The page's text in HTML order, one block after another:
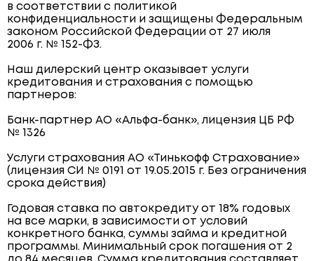
в соответствии с политикой
конфиденциальности и защищены Федеральным
законом Российской Федерации от 27 июля
2006 г. № 152-ФЗ.
Наш дилерский центр оказывает услуги
кредитования и страхования с помощью
партнеров:
Банк-партнер АО «Альфа-банк», лицензия ЦБ РФ
№ 1326
Услуги страхования АО «Тинькофф Страхование»
(лицензия СИ № 0191 от 19.05.2015 г. Без ограничения
срока действия)
Годовая ставка по автокредиту от 18% годовых
на все марки, в зависимости от условий
конкретного банка, суммы займа и кредитной
программы. Минимальный срок погашения от 2